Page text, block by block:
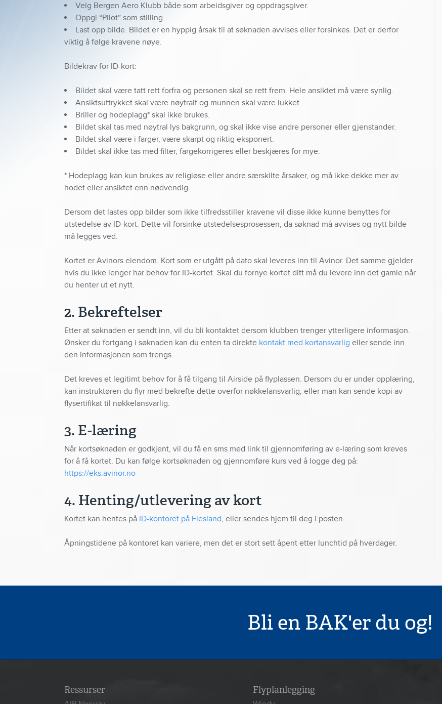
Velg Bergen Aero Klubb både som arbeidsgiver og oppdragsgiver.
Oppgi “Pilot” som stilling.
Last opp bilde. Bildet er en hyppig årsak til at søknaden avvises eller forsinkes. Det er derfor
viktig å følge kravene nøye.
Bildekrav for ID-kort:
Bildet skal være tatt rett forfra og personen skal se rett frem. Hele ansiktet må være synlig.
Ansiktsuttrykket skal være nøytralt og munnen skal være lukket.
Briller og hodeplagg* skal ikke brukes.
Bildet skal tas med nøytral lys bakgrunn, og skal ikke vise andre personer eller gjenstander.
Bildet skal være i farger, være skarpt og riktig eksponert.
Bildet skal ikke tas med filter, fargekorrigeres eller beskjæres for mye.
* Hodeplagg kan kun brukes av religiøse eller andre særskilte årsaker, og må ikke dekke mer av
hodet eller ansiktet enn nødvendig.
Dersom det lastes opp bilder som ikke tilfredsstiller kravene vil disse ikke kunne benyttes for
utstedelse av ID-kort. Dette vil forsinke utstedelsesprosessen, da søknad må avvises og nytt bilde
må legges ved.
Kortet er Avinors eiendom. Kort som er utgått på dato skal leveres inn til Avinor. Det samme gjelder
hvis du ikke lenger har behov for ID-kortet. Skal du fornye kortet ditt må du levere inn det gamle når
du henter ut et nytt.
2. Bekreftelser
Etter at søknaden er sendt inn, vil du bli kontaktet dersom klubben trenger ytterligere informasjon.
Ønsker du fortgang i søknaden kan du enten ta direkte kontakt med kortansvarlig eller sende inn
den informasjonen som trengs.
Det kreves et legitimt behov for å få tilgang til Airside på flyplassen. Dersom du er under opplæring,
kan instruktøren du flyr med bekrefte dette overfor nøkkelansvarlig, eller man kan sende kopi av
flysertifikat til nøkkelansvarlig.
3. E-læring
Når kortsøknaden er godkjent, vil du få en sms med link til gjennomføring av e-læring som kreves
for å få kortet. Du kan følge kortsøknaden og gjennomføre kurs ved å logge deg på:
https://eks.avinor.no
4. Henting/utlevering av kort
Kortet kan hentes på ID-kontoret på Flesland, eller sendes hjem til deg i posten.
Åpningstidene på kontoret kan variere, men det er stort sett åpent etter lunchtid på hverdager.
Bli en BAK'er du og!
Ressurser Flyplanlegging